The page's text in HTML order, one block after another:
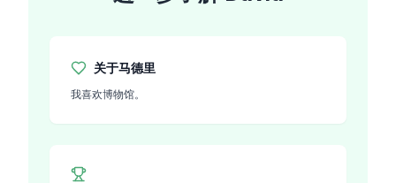
关于马德里
我喜欢博物馆。